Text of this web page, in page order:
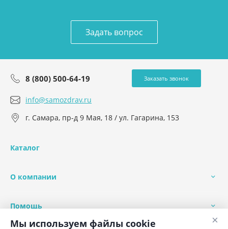
Задать вопрос
8 (800) 500-64-19 Заказать звонок
info@samozdrav.ru
г. Самара, пр-д 9 Мая, 18 / ул. Гагарина, 153
Каталог
О компании
Помощь
×
Мы используем файлы cookie